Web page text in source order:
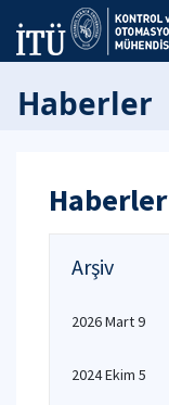
Haberler
Arşiv
2026 Mart 9
2024 Ekim 5